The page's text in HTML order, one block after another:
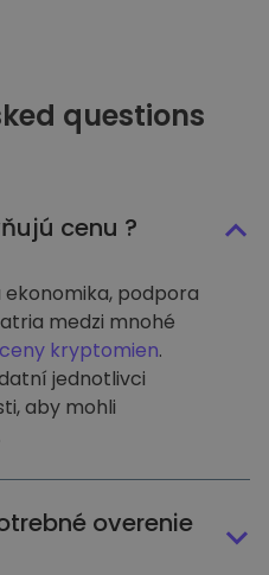
questions
cenu ?
podpora
medzi mnohé
ceny kryptomien.
jednotlivci
aby mohli
overenie